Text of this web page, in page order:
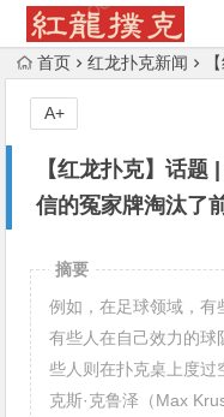
首页 红龙扑克新闻
【红龙扑克】话
信的冤家牌淘汰了
A+
摘要
例如，在足球领域，有
有些人在自己效力的球
些人则在扑克桌上度过
克斯·克鲁泽（Max